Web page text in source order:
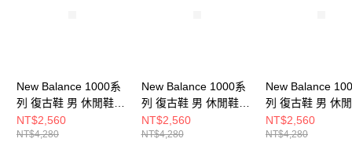
New Balance 1000系
列 復古鞋 男 休閒鞋
M1000PSP-D
NT$2,560
NT$4,280
New Balance 1000系
列 復古鞋 男 休閒鞋
M1000EGR-D
NT$2,560
NT$4,280
New Balance
列 復古鞋 男 休
M1000PSY-D
NT$2,560
NT$4,280